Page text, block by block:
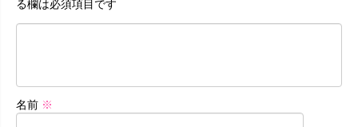
る欄は必須項目です
名前 ※